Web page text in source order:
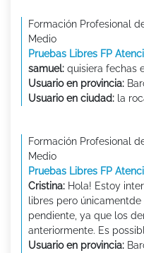
Formación Profesional
Medio
Pruebas Libres FP
samuel: quisiera fechas
Usuario en provincia:
Usuario en ciudad: la
Formación Profesional
Medio
Pruebas Libres FP
Cristina: Hola! Estoy
libres pero
pendiente, ya que los
anteriormente. Es
Usuario en provincia: